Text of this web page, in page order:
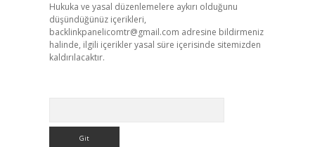
Hukuka ve yasal düzenlemelere aykırı olduğunu
düşündüğünüz içerikleri,
backlinkpanelicomtr@gmail.com adresine bildirmeniz
halinde, ilgili içerikler yasal süre içerisinde sitemizden
kaldırılacaktır.